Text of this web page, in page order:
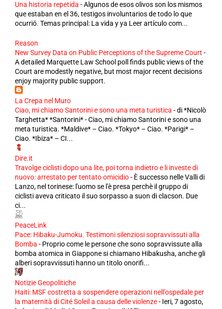
Una historia repetida -Algunos de esos olivos son los mismos
que estaban en el 36, testigos involuntarios de todo lo que
ocurrió. Temas principal: La vida y ya Leer artículo com...
Reason
New Survey Data on Public Perceptions of the Supreme Court -
A detailed Marquette Law School poll finds public views of the
Court are modestly negative, but most major recent decisions
enjoy majority public support.
La Crepa nel Muro
Ciao, mi chiamo Santorini e sono una meta turistica -di *Nicolò
Targhetta* *Santorini* - Ciao, mi chiamo Santorini e sono una
meta turistica. *Maldive* – Ciao. *Tokyo* – Ciao. *Parigi* –
Ciao. *Ibiza* – CI...
Dire.it
Travolge ciclisti dopo una lite, poi torna indietro e li investe di
nuovo: arrestato per tentato omicidio- È successo nelle Valli di
Lanzo, nel torinese: l'uomo se l'è presa perchè il gruppo di
ciclisti aveva criticato il suo sorpasso a suon di clacson. Due
ci...
PeaceLink
Pace: Hibaku-Jumoku. Testimoni silenziosi sopravvissuti alla
Bomba - Proprio come le persone che sono sopravvissute alla
bomba atomica in Giappone si chiamano Hibakusha, anche gli
alberi sopravvissuti hanno un titolo onorifi...
Notizie Geopolitiche
Haiti: MSF costretta a sospendere operazioni nell’ospedale per
la maternità di Cité Soleil a causa delle violenze- Ieri, 7 agosto,